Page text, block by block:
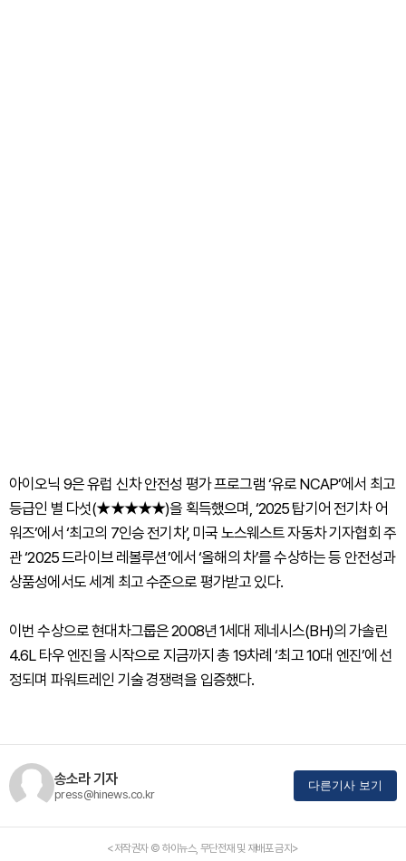
아이오닉 9은 유럽 신차 안전성 평가 프로그램 ‘유로 NCAP’에서 최고
등급인 별 다섯(★★★★★)을 획득했으며, ‘2025 탑기어 전기차 어
워즈’에서 ‘최고의 7인승 전기차’, 미국 노스웨스트 자동차 기자협회 주
관 ‘2025 드라이브 레볼루션’에서 ‘올해의 차’를 수상하는 등 안전성과
상품성에서도 세계 최고 수준으로 평가받고 있다.
이번 수상으로 현대차그룹은 2008년 1세대 제네시스(BH)의 가솔린
4.6L 타우 엔진을 시작으로 지금까지 총 19차례 ‘최고 10대 엔진’에 선
정되며 파워트레인 기술 경쟁력을 입증했다.
송소라 기자
press@hinews.co.kr
다른기사 보기
<저작권자 © 하이뉴스, 무단전재 및 재배포 금지>